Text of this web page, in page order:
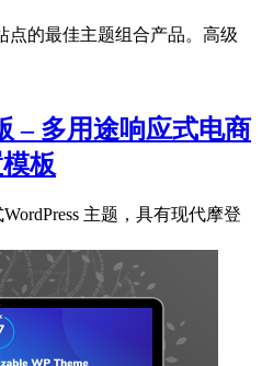
点的最佳主题组合产品。高级
– 多用途响应式电商
板
主题，具有现代摩登